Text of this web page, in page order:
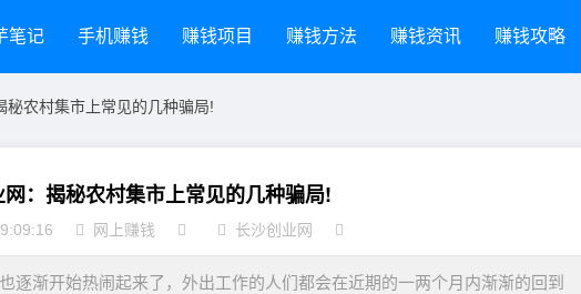
笔记 手机赚钱 赚钱项目 赚钱方法 赚钱资讯 赚钱攻略
秘农村集市上常见的几种骗局!
：揭秘农村集市上常见的几种骗局!
网上赚钱 长沙创业网
渐开始热闹起来了，外出工作的人们都会在近期的一两个月内渐渐的回到